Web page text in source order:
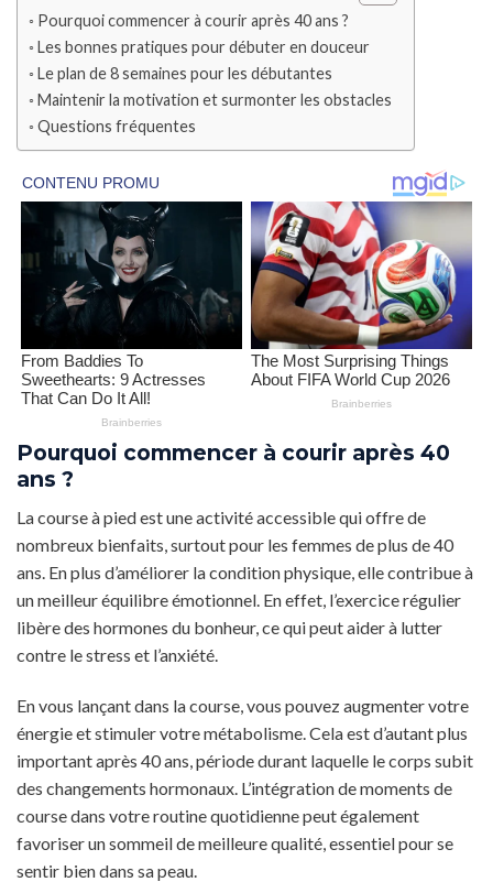
Pourquoi commencer à courir après 40 ans ?
Les bonnes pratiques pour débuter en douceur
Le plan de 8 semaines pour les débutantes
Maintenir la motivation et surmonter les obstacles
Questions fréquentes
Pourquoi commencer à courir après 40
ans ?
La course à pied est une activité accessible qui offre de
nombreux bienfaits, surtout pour les femmes de plus de 40
ans. En plus d’améliorer la condition physique, elle contribue à
un meilleur équilibre émotionnel. En effet, l’exercice régulier
libère des hormones du bonheur, ce qui peut aider à lutter
contre le stress et l’anxiété.
En vous lançant dans la course, vous pouvez augmenter votre
énergie et stimuler votre métabolisme. Cela est d’autant plus
important après 40 ans, période durant laquelle le corps subit
des changements hormonaux. L’intégration de moments de
course dans votre routine quotidienne peut également
favoriser un sommeil de meilleure qualité, essentiel pour se
sentir bien dans sa peau.